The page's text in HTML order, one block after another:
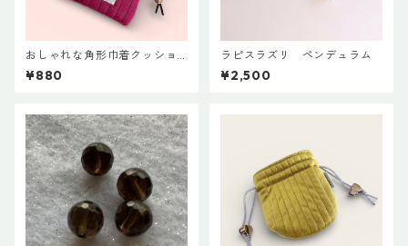
おしゃれな角形巾着クッショ
ンポーチ◇レッド
¥880
ラピスラズリ ペンデュラム
¥2,500